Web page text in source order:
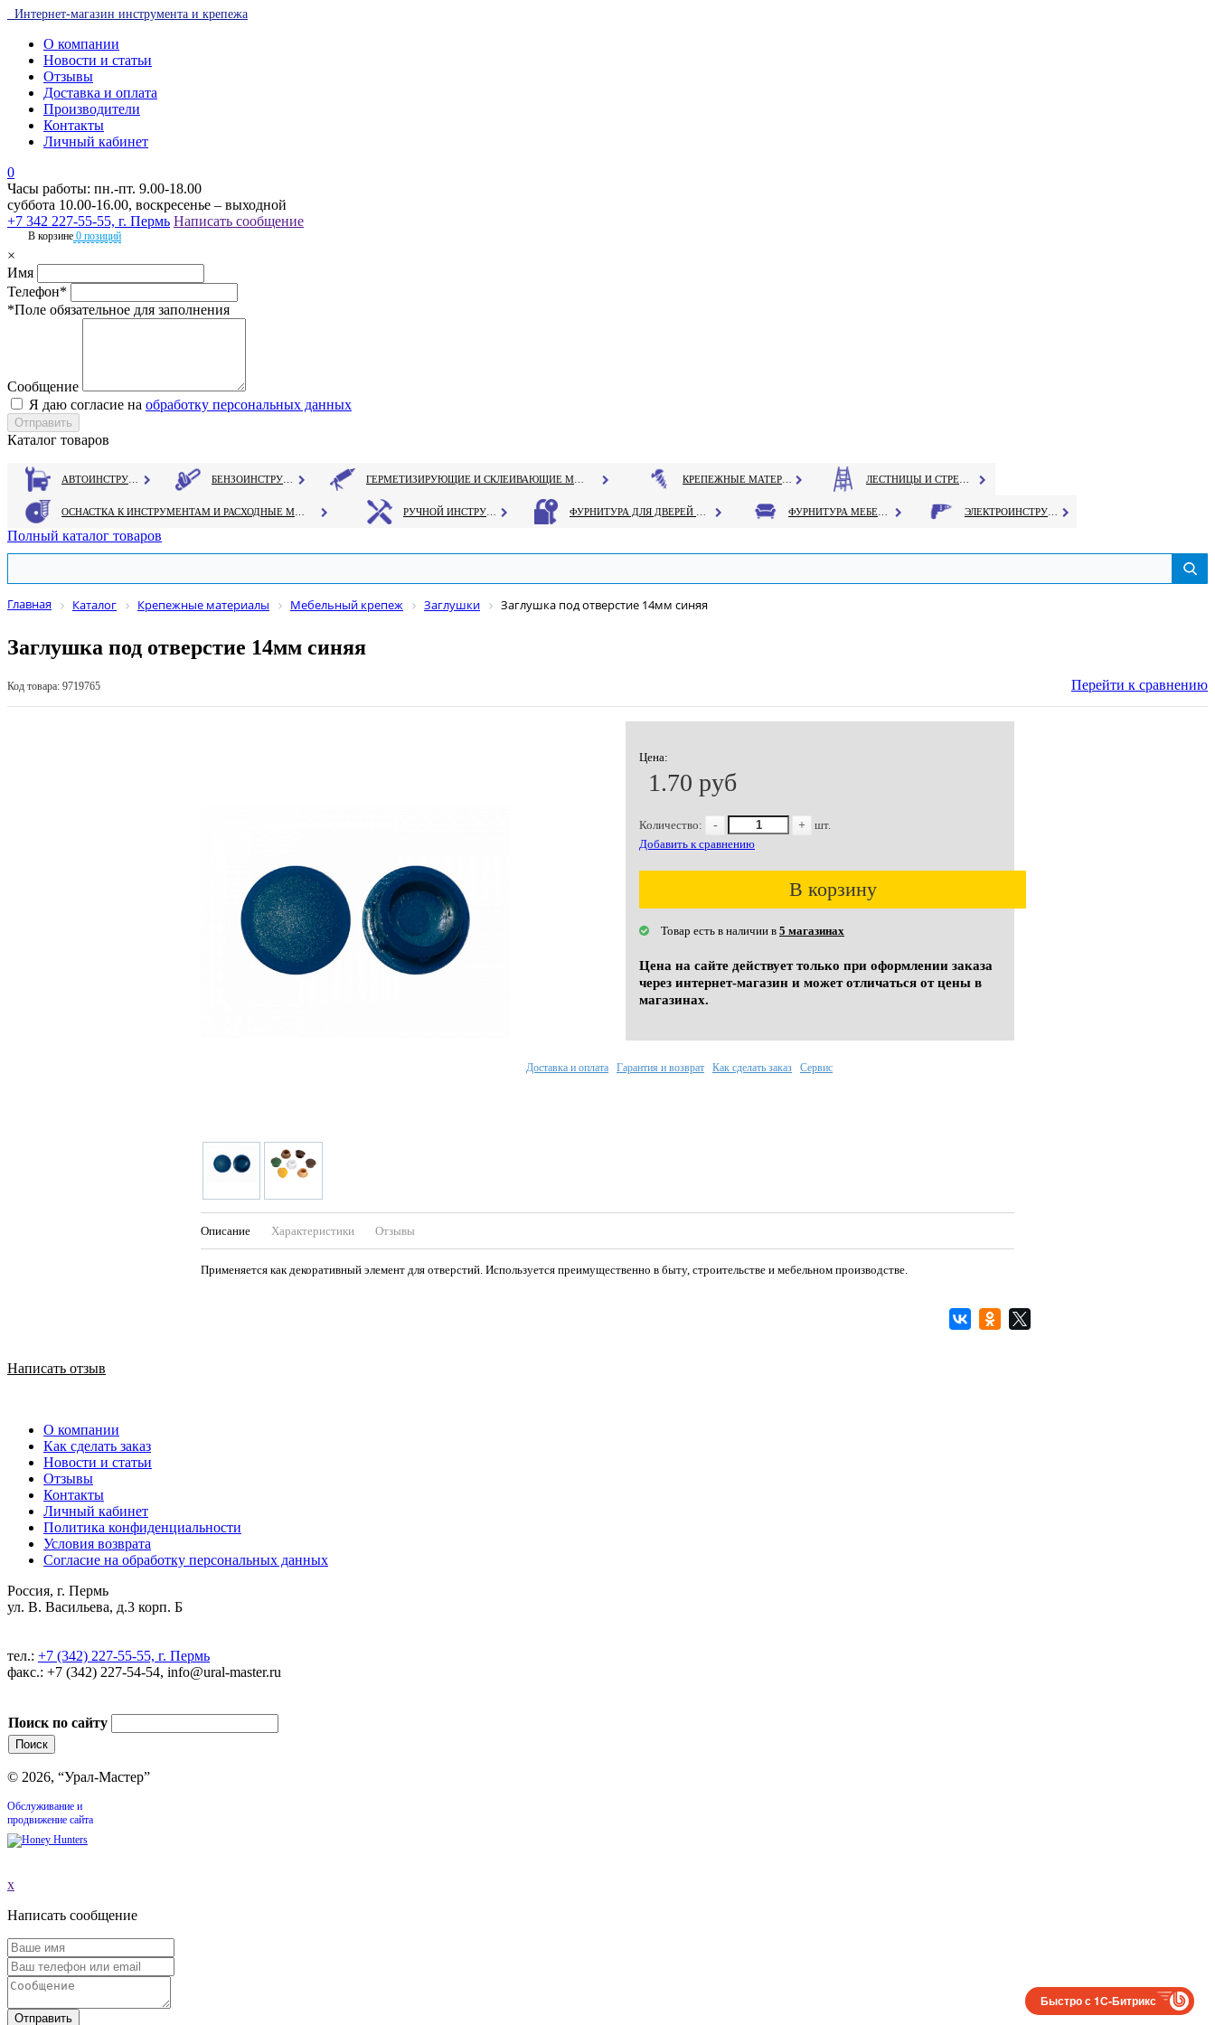
Интернет-магазин инструмента и крепежа
О компании
Новости и статьи
Отзывы
Доставка и оплата
Производители
Контакты
Личный кабинет
0
Часы работы: пн.-пт. 9.00-18.00
суббота 10.00-16.00, воскресенье – выходной
+7 342 227-55-55, г. Пермь Написать сообщение
В корзине 0 позиций
×
Имя
Телефон*
*Поле обязательное для заполнения
Сообщение
Я даю согласие на обработку персональных данных
Каталог товаров
Полный каталог товаров
Главная Каталог Крепежные материалы Мебельный крепеж Заглушки Заглушка под отверстие 14мм синяя
Заглушка под отверстие 14мм синяя
Код товара: 9719765 Перейти к сравнению
Цена:
1.70 руб
Количество: - +
шт.
Добавить к сравнению
В корзину
Товар есть в наличии в 5 магазинах
Цена на сайте действует только при оформлении заказа
через интернет-магазин и может отличаться от цены в
магазинах.
Описание Характеристики Отзывы
Применяется как декоративный элемент для отверстий. Используется преимущественно в быту, строительстве и мебельном производстве.
Доставка и оплата Гарантия и возврат Как сделать заказ Сервис
Написать отзыв
О компании
Как сделать заказ
Новости и статьи
Отзывы
Контакты
Личный кабинет
Политика конфиденциальности
Условия возврата
Согласие на обработку персональных данных
Россия, г. Пермь
ул. В. Васильева, д.3 корп. Б
тел.: +7 (342) 227-55-55, г. Пермь
факс.: +7 (342) 227-54-54, info@ural-master.ru
Поиск по сайту
© 2026, “Урал-Мастер”
Обслуживание и
продвижение сайта
x
Написать сообщение
Отправить
Быстро с 1С-Битрикс